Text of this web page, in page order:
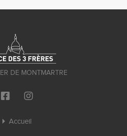
DE MONTMARTRE
Accueil